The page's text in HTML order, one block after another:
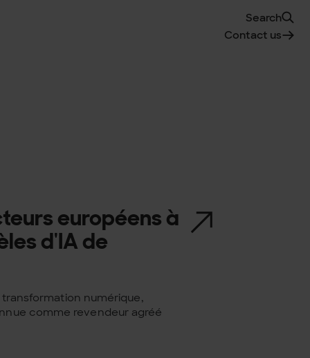
Search
Contact us
européens à
d'IA de
transformation numérique,
comme revendeur agréé